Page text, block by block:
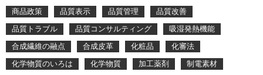
商品政策
品質表示 品質管理
品質改善
品質トラブル
品質コンサルティング
吸湿発熱機能
合成繊維の融点
合成皮革 化粧品
化審法
化学物質のいろは
化学物質 加工薬剤
制電素材